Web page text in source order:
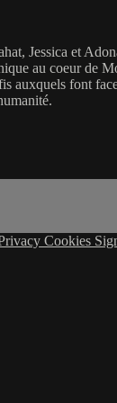
Jessica et
au coeur de
auxquels font
Cookies